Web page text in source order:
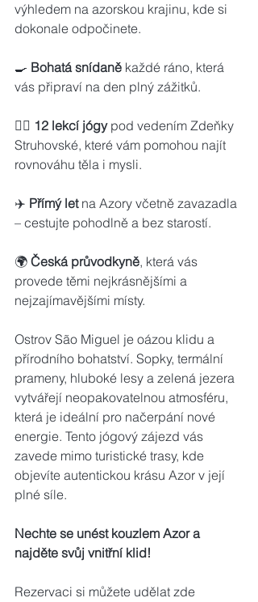
výhledem na azorskou krajinu, kde si
dokonale odpočinete.
🍳 Bohatá snídaně každé ráno, která
vás připraví na den plný zážitků.
🧘‍♀️ 12 lekcí jógy pod vedením Zdeňky
Struhovské, které vám pomohou najít
rovnováhu těla i mysli.
✈️ Přímý let na Azory včetně zavazadla
– cestujte pohodlně a bez starostí.
🌍 Česká průvodkyně, která vás
provede těmi nejkrásnějšími a
nejzajímavějšími místy.
Ostrov São Miguel je oázou klidu a
přírodního bohatství. Sopky, termální
prameny, hluboké lesy a zelená jezera
vytvářejí neopakovatelnou atmosféru,
která je ideální pro načerpání nové
energie. Tento jógový zájezd vás
zavede mimo turistické trasy, kde
objevíte autentickou krásu Azor v její
plné síle.
Nechte se unést kouzlem Azor a
najděte svůj vnitřní klid!
Rezervaci si můžete udělat zde